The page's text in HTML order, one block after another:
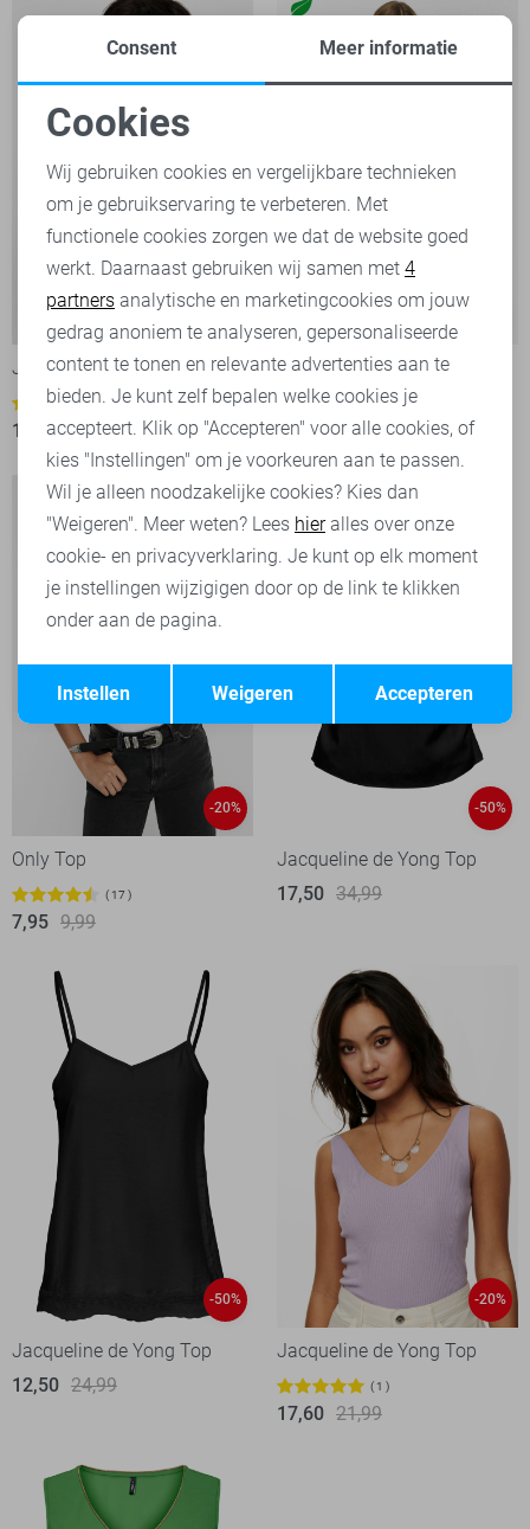
Jacqueline de Yong Top
1
17,60 21,99
Vila Top
19,95 24,99
-20%
Only Top
17
7,95 9,99
-50%
Jacqueline de Yong Top
17,50 34,99
-50%
Jacqueline de Yong Top
12,50 24,99
-20%
Jacqueline de Yong Top
1
17,60 21,99
Noodzakelijke cookies
Personalisatie cookies
Analytische cookies
Marketing cookies
Terug Opslaan
Consent Meer informatie
Cookies
Wij gebruiken cookies en vergelijkbare technieken
om je gebruikservaring te verbeteren. Met
functionele cookies zorgen we dat de website goed
werkt. Daarnaast gebruiken wij samen met 4
partners analytische en marketingcookies om jouw
gedrag anoniem te analyseren, gepersonaliseerde
content te tonen en relevante advertenties aan te
bieden. Je kunt zelf bepalen welke cookies je
accepteert. Klik op "Accepteren" voor alle cookies, of
kies "Instellingen" om je voorkeuren aan te passen.
Wil je alleen noodzakelijke cookies? Kies dan
"Weigeren". Meer weten? Lees hieralles over onze
cookie- en privacyverklaring. Je kunt op elk moment
je instellingen wijzigigen door op de link te klikken
onder aan de pagina.
Accepteren
Weigeren
Instellen